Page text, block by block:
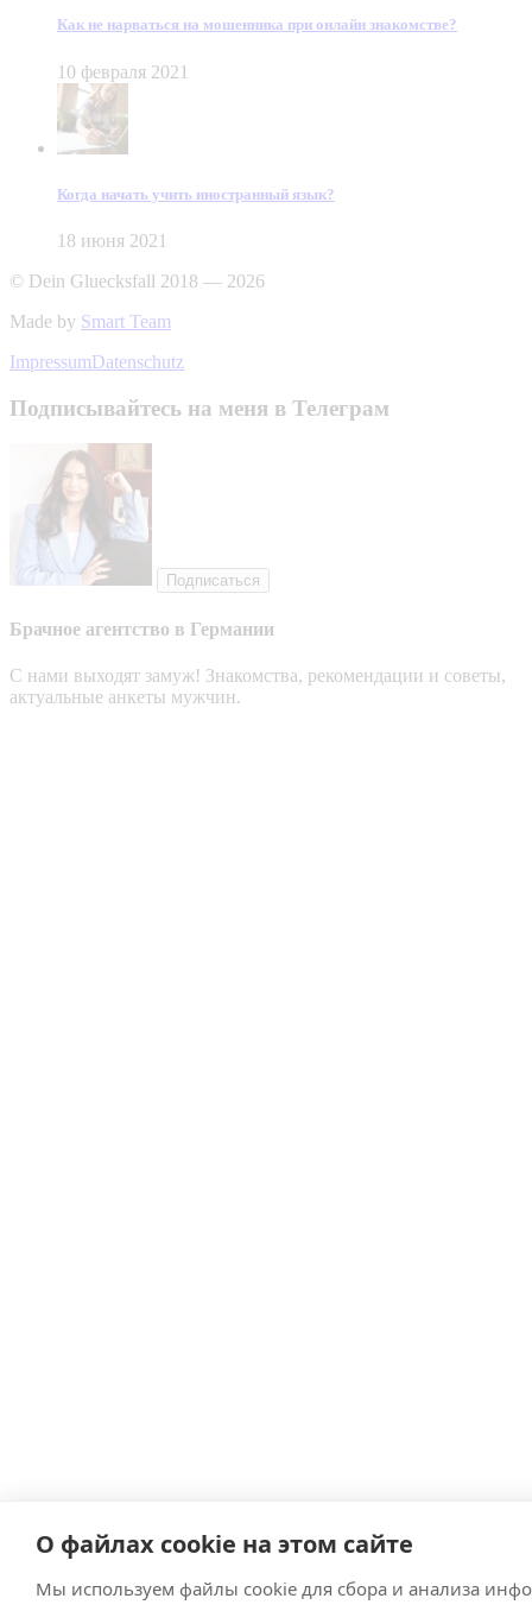
О файлах cookie на этом сайте
Мы используем файлы cookie для сбора и анализа
Как не нарваться на мошенника при онлайн знакомстве?
10 февраля 2021
Когда начать учить иностранный язык?
18 июня 2021
© Dein Gluecksfall 2018 — 2026
Made by Smart Team
ImpressumDatenschutz
Подписывайтесь на меня в Телеграм
Подписаться
Брачное агентство в Германии
С нами выходят замуж! Знакомства, рекомендации и советы,
актуальные анкеты мужчин.